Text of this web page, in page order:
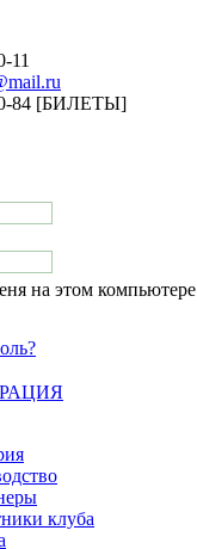
11
84 [БИЛЕТЫ]
на этом компьютере
клуба